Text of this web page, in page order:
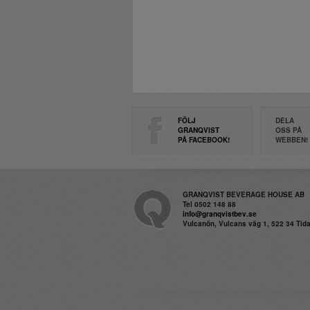
FÖLJ
GRANQVIST
PÅ FACEBOOK!
DELA
OSS PÅ
WEBBEN!
GRANQVIST BEVERAGE HOUSE AB
Tel 0502 148 88
info@granqvistbev.se
Vulcanön, Vulcans väg 1, 522 34